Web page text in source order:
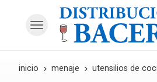
inicio menaje utensilios de